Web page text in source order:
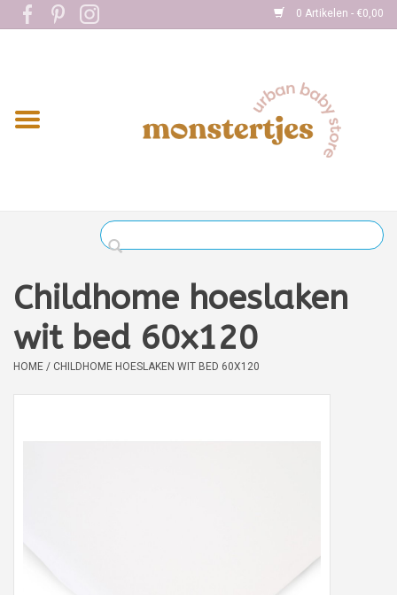
0 Artikelen - €0,00
Home
Kleding
Verzorging
Boekjes
Childhome hoeslaken
wit bed 60x120
HOME / CHILDHOME HOESLAKEN WIT BED 60X120